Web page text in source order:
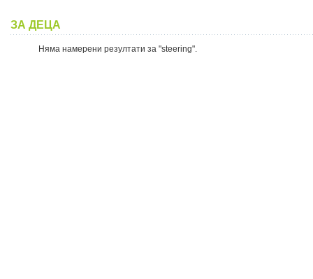
ЗА ДЕЦА
Няма намерени резултати за "steering".